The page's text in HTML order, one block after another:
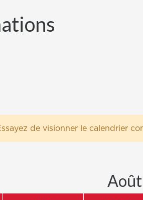
de visionner le calendrier
Août